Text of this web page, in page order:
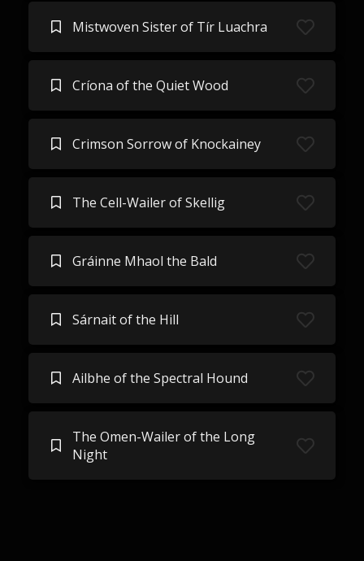
Mistwoven Sister of Tír Luachra
Críona of the Quiet Wood
Crimson Sorrow of Knockainey
The Cell-Wailer of Skellig
Gráinne Mhaol the Bald
Sárnait of the Hill
Ailbhe of the Spectral Hound
The Omen-Wailer of the Long
Night